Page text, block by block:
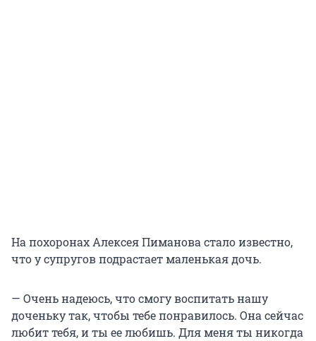
На похоронах Алексея Пиманова стало известно,
что у супругов подрастает маленькая дочь.
— Очень надеюсь, что смогу воспитать нашу
доченьку так, чтобы тебе понравилось. Она сейчас
любит тебя, и ты ее любишь. Для меня ты никогда